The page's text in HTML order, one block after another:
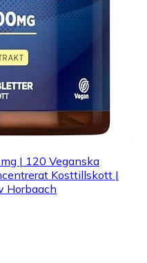
| 120 Veganska
Kosttillskott |
Horbaach